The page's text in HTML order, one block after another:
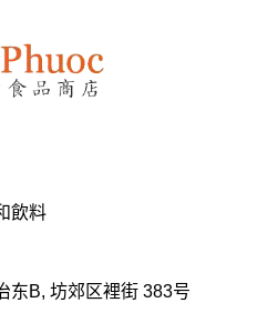
飲料
东B, 坊郊区裡街 383号